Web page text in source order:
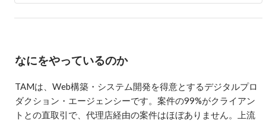
なにをやっているのか
TAMは、Web構築・システム開発を得意とするデジタルプロ
ダクション・エージェンシーです。案件の99%がクライアン
トとの直取引で、代理店経由の案件はほぼありません。上流